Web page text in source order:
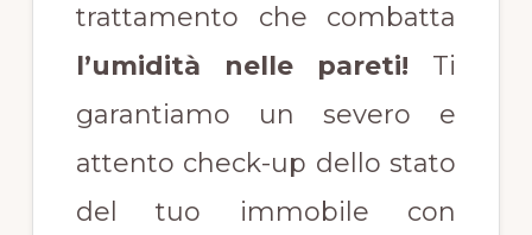
trattamento che combatta
l’umidità nelle pareti! Ti
garantiamo un severo e
attento check-up dello stato
del tuo immobile con